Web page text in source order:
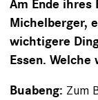
Am Ende ihres
Michelberger,
wichtigere
Essen. Welche
Buabeng: Zum